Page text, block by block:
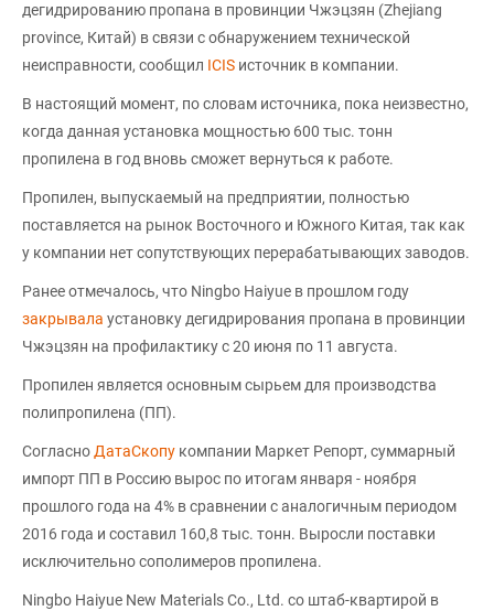
дегидрированию пропана в провинции Чжэцзян (Zhejiang
province, Китай) в связи с обнаружением технической
неисправности, сообщил ICIS источник в компании.
В настоящий момент, по словам источника, пока неизвестно,
когда данная установка мощностью 600 тыс. тонн
пропилена в год вновь сможет вернуться к работе.
Пропилен, выпускаемый на предприятии, полностью
поставляется на рынок Восточного и Южного Китая, так как
у компании нет сопутствующих перерабатывающих заводов.
Ранее отмечалось, что Ningbo Haiyue в прошлом году
закрывала установку дегидрирования пропана в провинции
Чжэцзян на профилактику с 20 июня по 11 августа.
Пропилен является основным сырьем для производства
полипропилена (ПП).
Согласно ДатаСкопу компании Маркет Репорт, суммарный
импорт ПП в Россию вырос по итогам января - ноября
прошлого года на 4% в сравнении с аналогичным периодом
2016 года и составил 160,8 тыс. тонн. Выросли поставки
исключительно сополимеров пропилена.
Ningbo Haiyue New Materials Co., Ltd. со штаб-квартирой в